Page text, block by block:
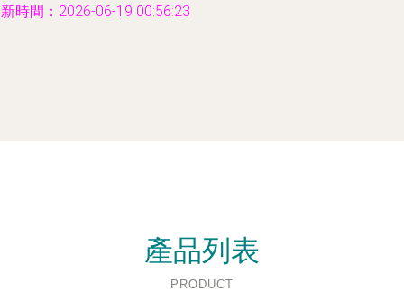
時間：2026-06-19 00:56:23
產品列表
PRODUCT